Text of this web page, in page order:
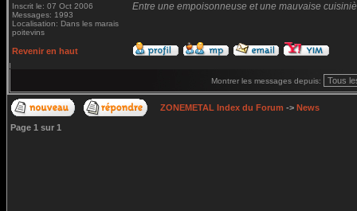
Inscrit le: 07 Oct 2006
Messages: 1993
Localisation: Dans les marais
poitevins
Entre une empoisonneuse et une mauvaise
Revenir en haut
Montrer les messages depuis:
ZONEMETAL Index du Forum -> News
Page 1 sur 1